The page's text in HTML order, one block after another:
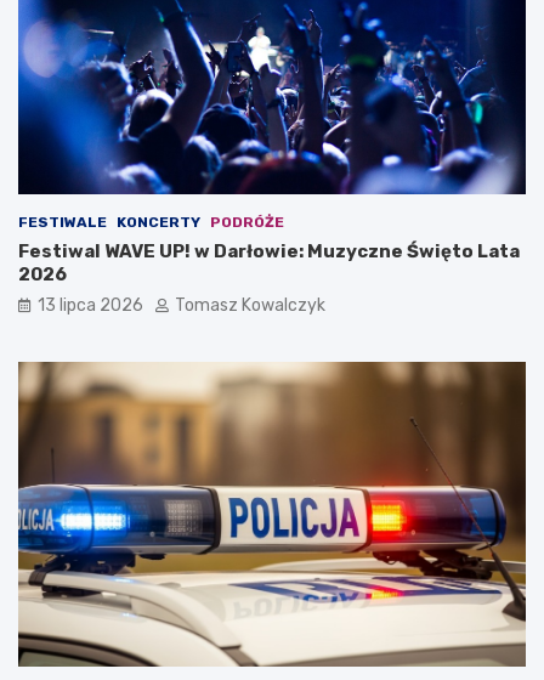
FESTIWALE KONCERTY PODRÓŻE
Festiwal WAVE UP! w Darłowie: Muzyczne Święto Lata
2026
13 lipca 2026 Tomasz Kowalczyk